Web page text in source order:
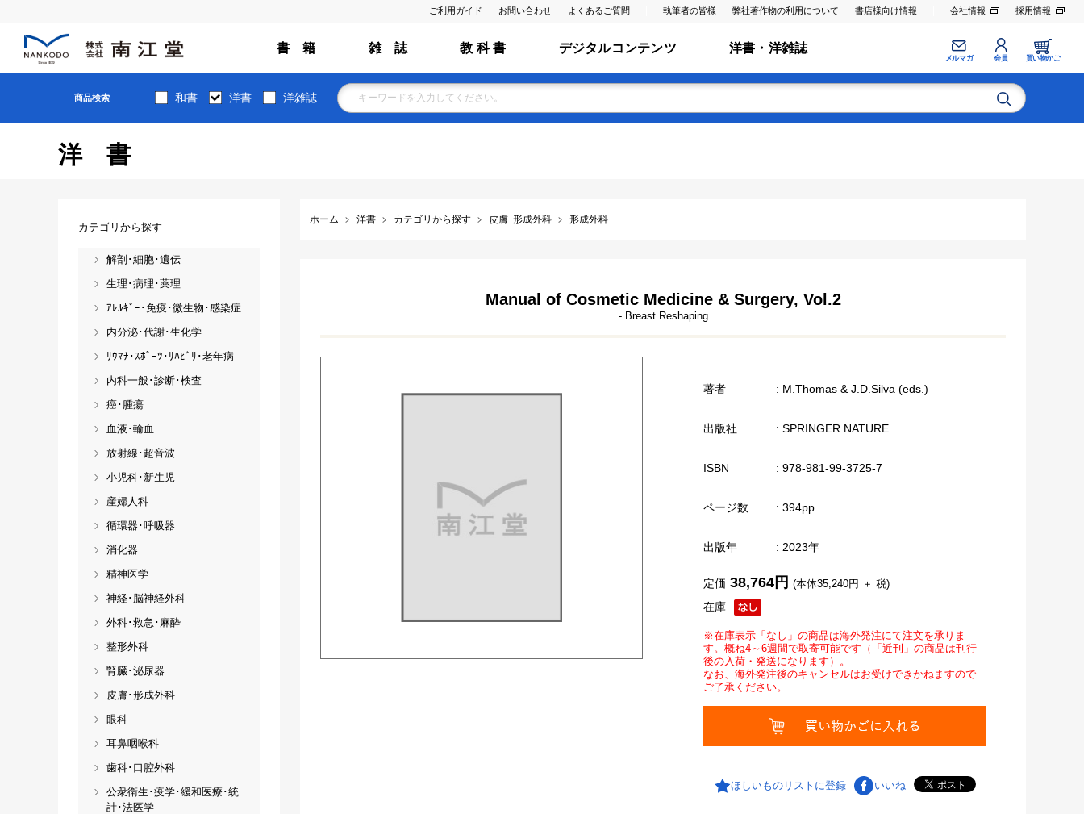
ご利用ガイド お問い合わせ よくあるご質問 執筆者の皆様 弊社著作物の利用について 書店様向け情報 会社情報 採用情報
書 籍 雑 誌 教 科 書 デジタルコンテンツ 洋書・洋雑誌
メルマガ 会員 買い物かご
商品検索 和書 洋書 洋雑誌
洋書
ホーム 洋書 カテゴリから探す 皮膚･形成外科 形成外科
Manual of Cosmetic Medicine & Surgery, Vol.2
- Breast Reshaping
著者 : M.Thomas & J.D.Silva (eds.)
出版社 : SPRINGER NATURE
ISBN : 978-981-99-3725-7
ページ数 : 394pp.
出版年 : 2023年
在庫
定価 38,764円 (本体35,240円 ＋ 税)
※在庫表示「なし」の商品は海外発注にて注文を承りま
す。概ね4～6週間で取寄可能です（「近刊」の商品は刊行
後の入荷・発送になります）。
なお、海外発注後のキャンセルはお受けできかねますので
ご了承ください。
ほしいものリストに登録 いいね
カテゴリから探す
解剖･細胞･遺伝
生理･病理･薬理
ｱﾚﾙｷﾞｰ･免疫･微生物･感染症
内分泌･代謝･生化学
ﾘｳﾏﾁ･ｽﾎﾟｰﾂ･ﾘﾊﾋﾞﾘ･老年病
内科一般･診断･検査
癌･腫瘍
血液･輸血
放射線･超音波
小児科･新生児
産婦人科
循環器･呼吸器
消化器
精神医学
神経･脳神経外科
外科･救急･麻酔
整形外科
腎臓･泌尿器
皮膚･形成外科
眼科
耳鼻咽喉科
歯科･口腔外科
公衆衛生･疫学･緩和医療･統
計･法医学